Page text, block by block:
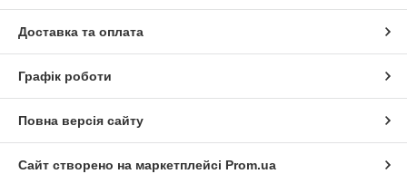
Доставка та оплата
Графік роботи
Повна версія сайту
Сайт створено на маркетплейсі Prom.ua